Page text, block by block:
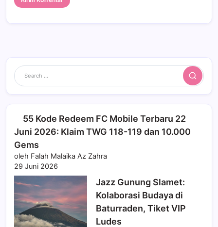
Search
55 Kode Redeem FC Mobile Terbaru 22
Juni 2026: Klaim TWG 118-119 dan 10.000
Gems
oleh Falah Malaika Az Zahra
29 Juni 2026
Jazz Gunung Slamet:
Kolaborasi Budaya di
Baturraden, Tiket VIP
Ludes